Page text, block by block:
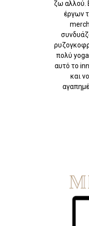
ζω αλλού.
έργων
πολύ
αυτό το
και